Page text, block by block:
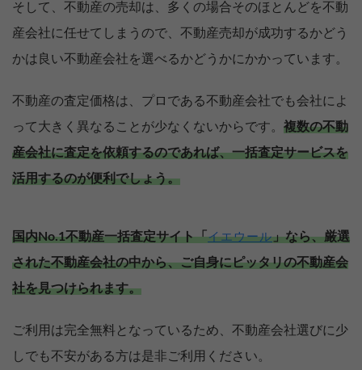
そして、不動産の売却は、多くの場合そのほとんどを不動
産会社に任せてしまうので、不動産売却が成功するかどう
かは良い不動産会社を選べるかどうかにかかっています。
不動産の査定価格は、プロである不動産会社でも会社によ
って大きく異なることが少なくないからです。 複数の不動
産会社に査定を依頼するのであれば、一括査定サービスを
活用するのが便利でしょう。
国内No.1不動産一括査定サイト「イエウール」なら、厳選
された不動産会社の中から、ご自身にピッタリの不動産会
社を見つけられます。
ご利用は完全無料となっているため、不動産会社選びに少
しでも不安がある方は是非ご利用ください。